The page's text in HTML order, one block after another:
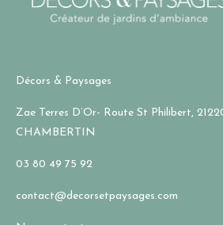
Décors & Paysages
Zae Terres D’Or- Route St Philibert,
CHAMBERTIN
03 80 49 75 92
contact@decorsetpaysages.com